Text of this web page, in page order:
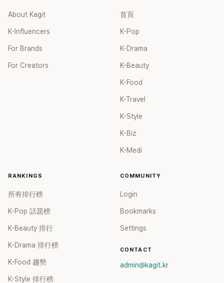
About Kagit
K-Influencers
For Brands
For Creators
首頁
K-Pop
K-Drama
K-Beauty
K-Food
K-Travel
K-Style
K-Biz
K-Medi
RANKINGS
所有排行榜
K-Pop 話題榜
K-Beauty 排行
K-Drama 排行榜
K-Food 趨勢
K-Style 排行榜
COMMUNITY
Login
Bookmarks
Settings
CONTACT
admin@kagit.kr